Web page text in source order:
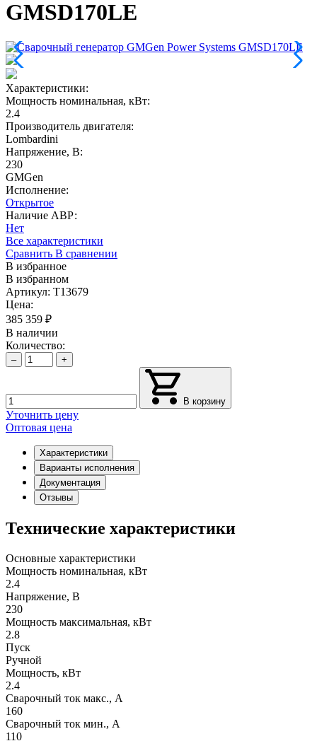
GMSD170LE
Характеристики:
Мощность номинальная, кВт:
2.4
Производитель двигателя:
Lombardini
Напряжение, В:
230
GMGen
Исполнение:
Открытое
Наличие АВР:
Нет
Все характеристики
Сравнить В сравнении
В избранное
В избранном
Артикул: T13679
Цена:
385 359 ₽
В наличии
Количество:
– +
В корзину
Уточнить цену
Оптовая цена
Характеристики
Варианты исполнения
Документация
Отзывы
Технические характеристики
Основные характеристики
Мощность номинальная, кВт
2.4
Напряжение, В
230
Мощность максимальная, кВт
2.8
Пуск
Ручной
Мощность, кВт
2.4
Сварочный ток макс., А
160
Сварочный ток мин., А
110